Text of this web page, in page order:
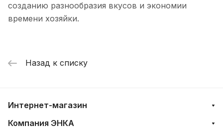
созданию разнообразия вкусов и экономии
времени хозяйки.
Назад к списку
Интернет-магазин
Компания ЭНКА